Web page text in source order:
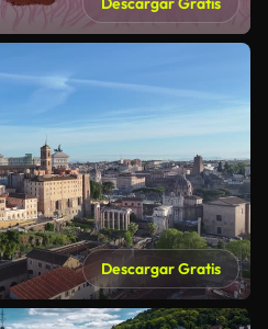
Descargar Gratis